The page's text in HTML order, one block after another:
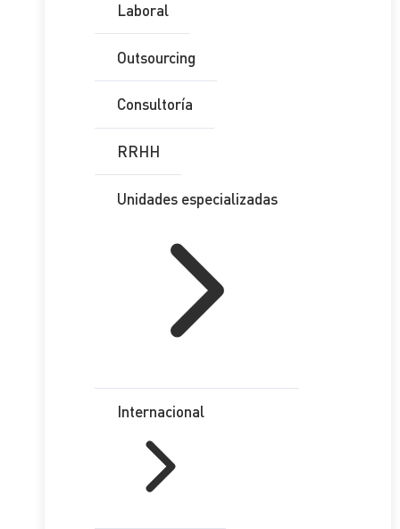
Laboral
Outsourcing
Consultoría
RRHH
Unidades especializadas
Internacional